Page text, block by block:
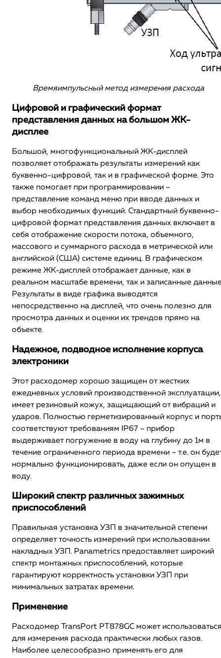
Времяимпульсный метод измерения расхода
Цифровой и графический формат
представления данных на большом ЖК-
дисплее
Большой, многофункциональный ЖК-дисплей
позволяет отображать результаты измерений как
буквенно-цифровой, так и в графической форме. Это
также помогает при программировании –
представление команд меню при вводе данных и
выбор необходимых функций. Стандартный буквенно-
цифровой формат представления данных включает в
себя отображение скорости потока, объемного,
массового и суммарного расхода в метрической или
английской (США) системе единиц. В графическом
режиме ЖК-дисплей отображает данные, как в
реальном масштабе времени, так и записанные
Результаты в виде графика выводятся
непосредственно на дисплей, что очень полезно для
просмотра данных и оценки их трендов прямо на
объекте.
Надежное, подводное исполнение корпуса
электроники
Этот расходомер хорошо защищен от жестких
ежедневных условий производственной эксплуатации,
имеет резиновый кожух, защищающий от вибраций и
ударов. Полностью герметизированный корпус и
соответствуют требованиям IP67 – прибор
выдерживает погружение в воду на глубину до 1м в
течение ограниченного периода времени – т.е. он
нормально функционировать, даже если он опущен в
воду.
Широкий спектр различных зажимных
приспособлений
Правильная установка УЗП в значительной степени
определяет точность измерений при использовании
накладных УЗП. Panametrics предоставляет широкий
спектр монтажных приспособлений, которые
гарантируют корректность установки УЗП при
минимальных затратах времени.
Применение
Расходомер TransPort PT878GC может
для измерения расхода практически любых газов.
Наиболее целесообразно применять его для